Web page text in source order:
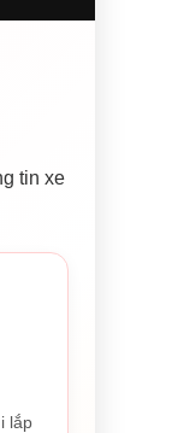
tin xe
lắp